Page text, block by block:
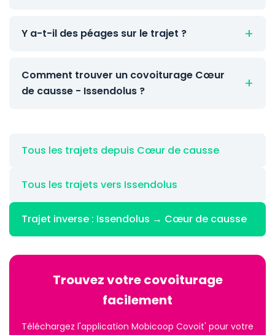
Y a-t-il des péages sur le trajet ?
Comment trouver un covoiturage Cœur
de causse - Issendolus ?
Tous les trajets depuis Cœur de causse
Tous les trajets vers Issendolus
Trajet inverse : Issendolus → Cœur de causse
Trouvez votre covoiturage
facilement
Téléchargez l'application Mobicoop Covoit' pour votre